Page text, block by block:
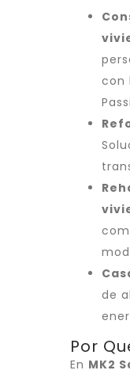
con
de
Por
En MK2